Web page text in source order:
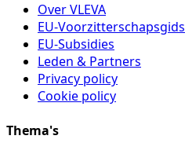
Over VLEVA
EU-Voorzitterschapsgids
EU-Subsidies
Leden & Partners
Privacy policy
Cookie policy
Thema's